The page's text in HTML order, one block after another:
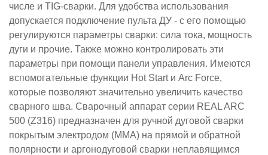
числе и TIG-сварки. Для удобства использования
допускается подключение пульта ДУ - с его помощью
регулируются параметры сварки: сила тока, мощность
дуги и прочие. Также можно контролировать эти
параметры при помощи панели управления. Имеются
вспомогательные функции Hot Start и Arc Force,
которые позволяют значительно увеличить качество
сварного шва. Сварочный аппарат серии REAL ARC
500 (Z316) предназначен для ручной дуговой сварки
покрытым электродом (MMA) на прямой и обратной
полярности и аргонодуговой сварки неплавящимся